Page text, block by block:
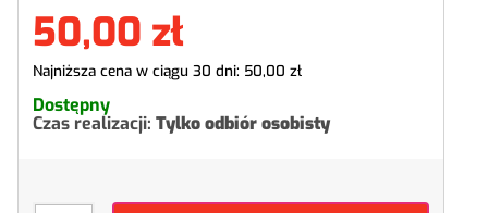
50,00 zł
Najniższa cena w ciągu 30 dni: 50,00 zł
Dostępny
Czas realizacji: Tylko odbiór osobisty